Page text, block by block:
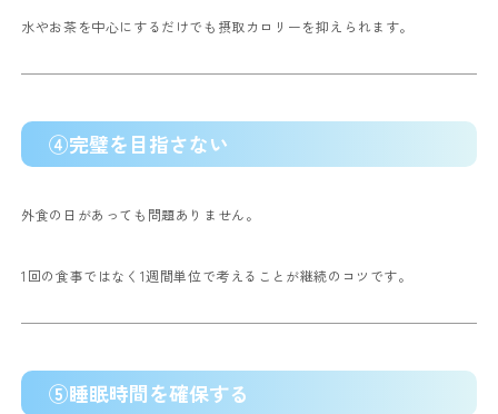
水やお茶を中心にするだけでも摂取カロリーを抑えられます。
④完璧を目指さない
外食の日があっても問題ありません。
1回の食事ではなく1週間単位で考えることが継続のコツです。
⑤睡眠時間を確保する